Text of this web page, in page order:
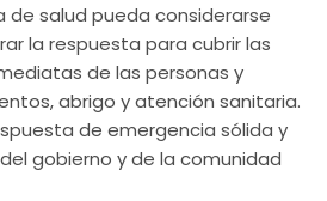
salud pueda considerarse
la respuesta para cubrir las
de las personas y
abrigo y atención sanitaria.
de emergencia sólida y
gobierno y de la comunidad